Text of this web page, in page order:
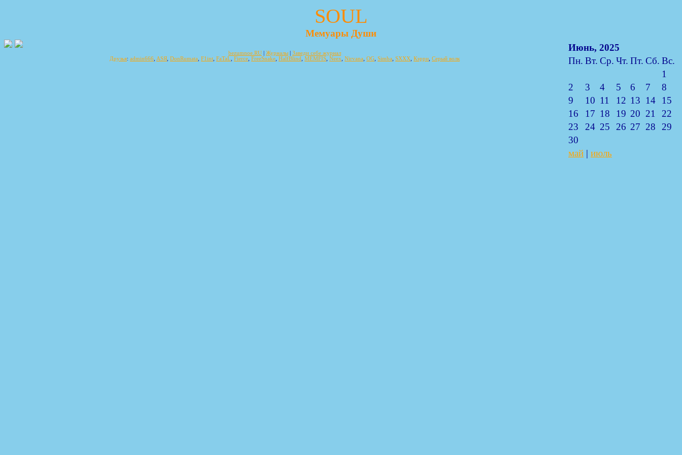
SOUL
Мемуары Души
Июнь, 2025
Пн. Вт. Ср. Чт. Пт. Сб. Вс.
1
2
3 4 5 6 7
8
9
10 11 12 13 14
15
16
17 18 19 20 21
22
23
24 25 26 27 28
29
30
май | июль
bezumnoe.RU Журналы
Заведи себе журнал
Друзья: admin666 ASЯ DonRumata F1int FaTaL Fierce FreeSnake HalfBlind MEMFIS Neex Nirvana OG Simba SXXX Кэрри Серый волк